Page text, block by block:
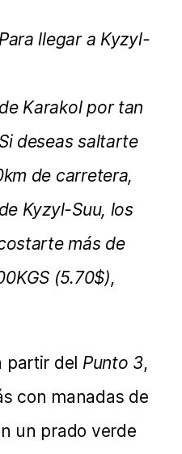
Para llegar a Kyzyl-
Karakol por tan
deseas saltarte
de carretera,
Kyzyl-Suu, los
más de
(5.70$),
partir del Punto 3,
con manadas de
un prado verde